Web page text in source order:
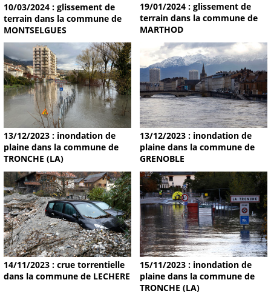
10/03/2024 : glissement de
terrain dans la commune de
MONTSELGUES
19/01/2024 : glissement de
terrain dans la commune de
MARTHOD
13/12/2023 : inondation de
plaine dans la commune de
TRONCHE (LA)
13/12/2023 : inondation de
plaine dans la commune de
GRENOBLE
14/11/2023 : crue torrentielle
dans la commune de LECHERE
15/11/2023 : inondation de
plaine dans la commune de
TRONCHE (LA)